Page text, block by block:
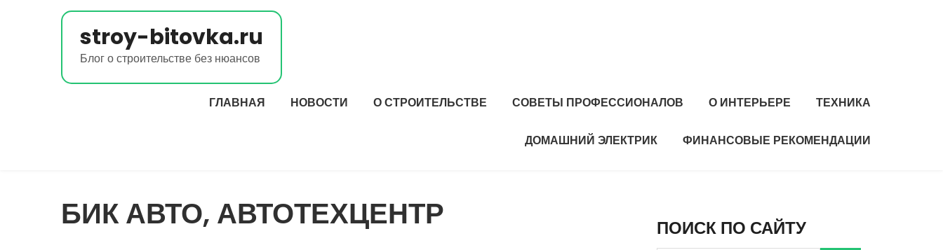
stroy-bitovka.ru
Блог о строительстве без нюансов
ГЛАВНАЯ НОВОСТИ О СТРОИТЕЛЬСТВЕ СОВЕТЫ ПРОФЕССИОНАЛОВ О ИНТЕРЬЕРЕ ТЕХНИКА
ДОМАШНИЙ ЭЛЕКТРИК ФИНАНСОВЫЕ РЕКОМЕНДАЦИИ
БИК АВТО, АВТОТЕХЦЕНТР ПОИСК ПО САЙТУ